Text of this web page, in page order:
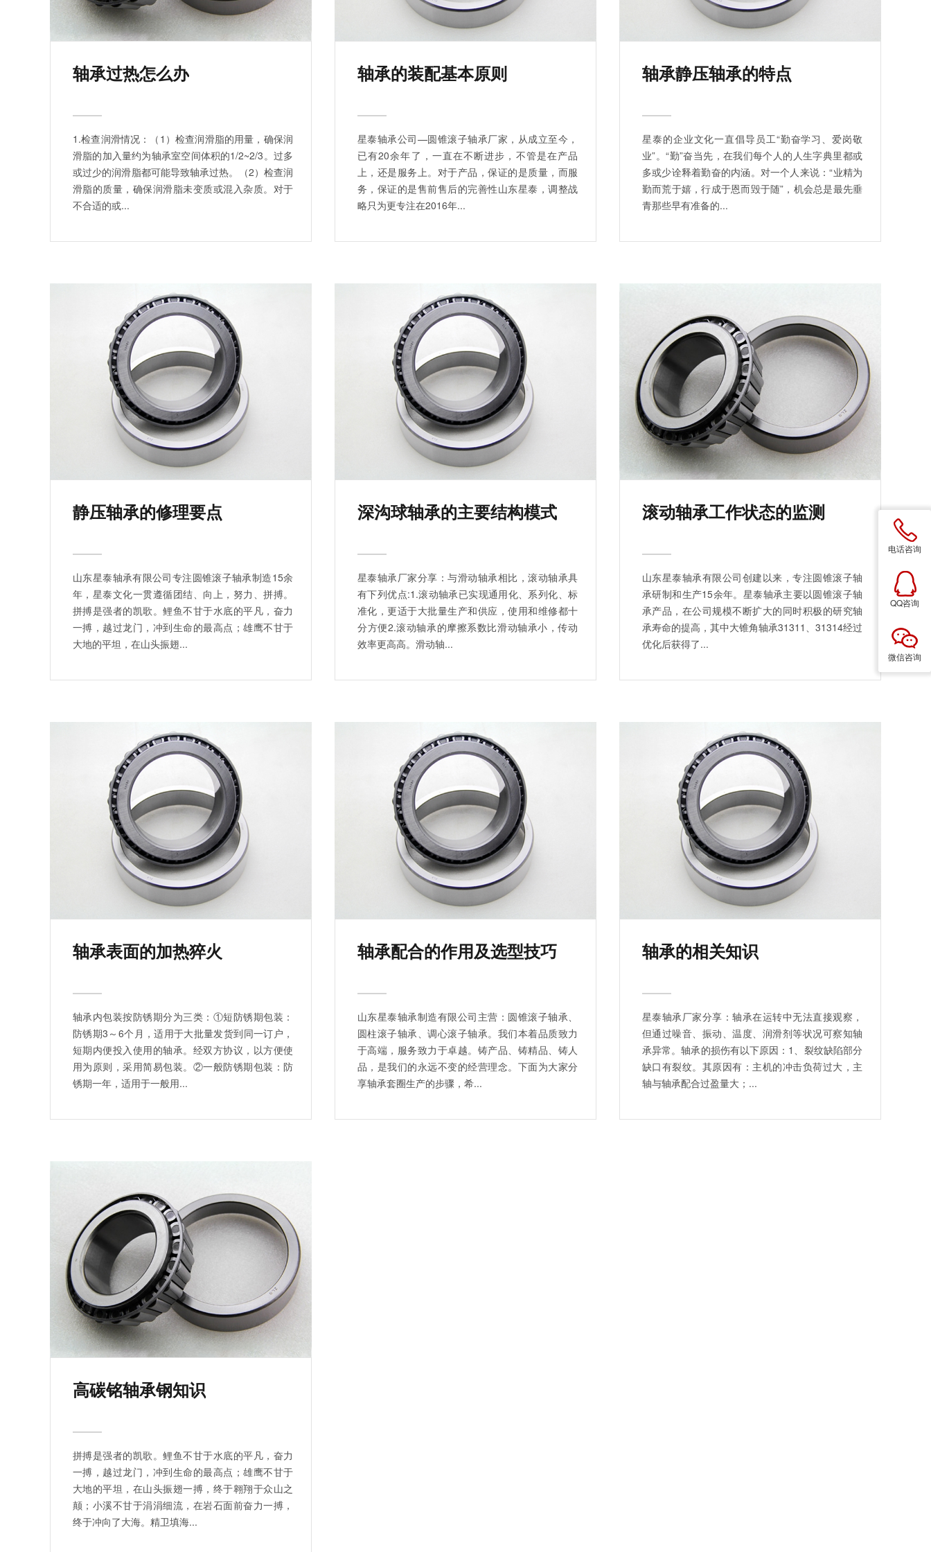
轴承过热怎么办
1.检查润滑情况：（1）检查润滑脂的用量，确保润
滑脂的加入量约为轴承室空间体积的1/2~2/3。过多
或过少的润滑脂都可能导致轴承过热。（2）检查润
滑脂的质量，确保润滑脂未变质或混入杂质。对于
不合适的或...
轴承的装配基本原则
星泰轴承公司—圆锥滚子轴承厂家，从成立至今，
已有20余年了，一直在不断进步，不管是在产品
上，还是服务上。对于产品，保证的是质量，而服
务，保证的是售前售后的完善性山东星泰，调整战
略只为更专注在2016年...
轴承静压轴承的特点
星泰的企业文化一直倡导员工“勤奋学习、爱岗敬
业”。“勤”奋当先，在我们每个人的人生字典里都或
多或少诠释着勤奋的内涵。对一个人来说：“业精为
勤而荒于嬉，行成于恩而毁于随”，机会总是最先垂
青那些早有准备的...
静压轴承的修理要点
山东星泰轴承有限公司专注圆锥滚子轴承制造15余
年，星泰文化一贯遵循团结、向上，努力、拼搏。
拼搏是强者的凯歌。鲤鱼不甘于水底的平凡，奋力
一搏，越过龙门，冲到生命的最高点；雄鹰不甘于
大地的平坦，在山头振翅...
深沟球轴承的主要结构模式
星泰轴承厂家分享：与滑动轴承相比，滚动轴承具
有下列优点:1.滚动轴承已实现通用化、系列化、标
准化，更适于大批量生产和供应，使用和维修都十
分方便2.滚动轴承的摩擦系数比滑动轴承小，传动
效率更高高。滑动轴...
滚动轴承工作状态的监测
山东星泰轴承有限公司创建以来，专注圆锥滚子轴
承研制和生产15余年。星泰轴承主要以圆锥滚子轴
承产品，在公司规模不断扩大的同时积极的研究轴
承寿命的提高，其中大锥角轴承31311、31314经过
优化后获得了...
轴承表面的加热猝火
轴承内包装按防锈期分为三类：①短防锈期包装：
防锈期3～6个月，适用于大批量发货到同一订户，
短期内便投入使用的轴承。经双方协议，以方便使
用为原则，采用简易包装。②一般防锈期包装：防
锈期一年，适用于一般用...
轴承配合的作用及选型技巧
山东星泰轴承制造有限公司主营：圆锥滚子轴承、
圆柱滚子轴承、调心滚子轴承。我们本着品质致力
于高端，服务致力于卓越。铸产品、铸精品、铸人
品，是我们的永远不变的经营理念。下面为大家分
享轴承套圈生产的步骤，希...
轴承的相关知识
星泰轴承厂家分享：轴承在运转中无法直接观察，
但通过噪音、振动、温度、润滑剂等状况可察知轴
承异常。轴承的损伤有以下原因：1、裂纹缺陷部分
缺口有裂纹。其原因有：主机的冲击负荷过大，主
轴与轴承配合过盈量大；...
高碳铭轴承钢知识
拼搏是强者的凯歌。鲤鱼不甘于水底的平凡，奋力
一搏，越过龙门，冲到生命的最高点；雄鹰不甘于
大地的平坦，在山头振翅一搏，终于翱翔于众山之
颠；小溪不甘于涓涓细流，在岩石面前奋力一搏，
终于冲向了大海。精卫填海...
电话咨询
QQ咨询
微信咨询